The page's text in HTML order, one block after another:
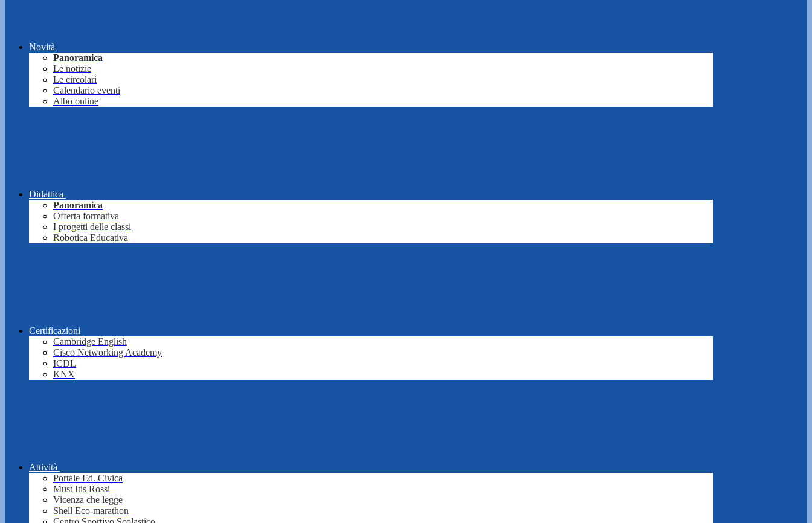
Novità
Panoramica
Le notizie
Le circolari
Calendario eventi
Albo online
Didattica
Panoramica
Offerta formativa
I progetti delle classi
Robotica Educativa
Certificazioni
Cambridge English
Cisco Networking Academy
ICDL
KNX
Attività
Portale Ed. Civica
Must Itis Rossi
Vicenza che legge
Shell Eco-marathon